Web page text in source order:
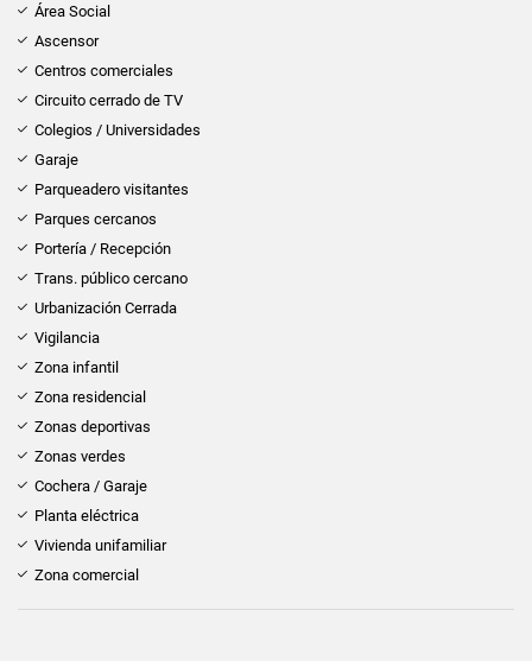
Área Social
Ascensor
Centros comerciales
Circuito cerrado de TV
Colegios / Universidades
Garaje
Parqueadero visitantes
Parques cercanos
Portería / Recepción
Trans. público cercano
Urbanización Cerrada
Vigilancia
Zona infantil
Zona residencial
Zonas deportivas
Zonas verdes
Cochera / Garaje
Planta eléctrica
Vivienda unifamiliar
Zona comercial